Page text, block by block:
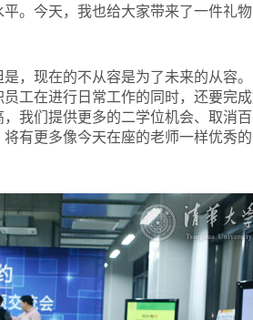
。今天，我也给大家带来了一件礼
，现在的不从容是为了未来的从容
工在进行日常工作的同时，还要完
我们提供更多的二学位机会、取消
有更多像今天在座的老师一样优秀